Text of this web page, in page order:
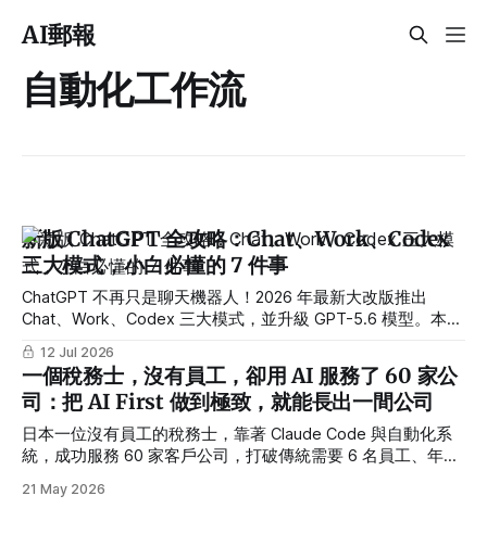
AI郵報
自動化工作流
新版 ChatGPT 全攻略：Chat、Work、Codex
三大模式，小白必懂的 7 件事
ChatGPT 不再只是聊天機器人！2026 年最新大改版推出
Chat、Work、Codex 三大模式，並升級 GPT-5.6 模型。本文
專為非工程師設計，帶你一次搞懂 ChatGPT Work 的自動化工
作流、一鍵架站 Sites 功能，以及不同身份的最佳使用路線。
12 Jul 2026
一個稅務士，沒有員工，卻用 AI 服務了 60 家公
司：把 AI First 做到極致，就能長出一間公司
日本一位沒有員工的稅務士，靠著 Claude Code 與自動化系
統，成功服務 60 家客戶公司，打破傳統需要 6 名員工、年耗
——不再只是把 AI 當成卡關時的輔助工具，而是將工作設計
21 May 2026